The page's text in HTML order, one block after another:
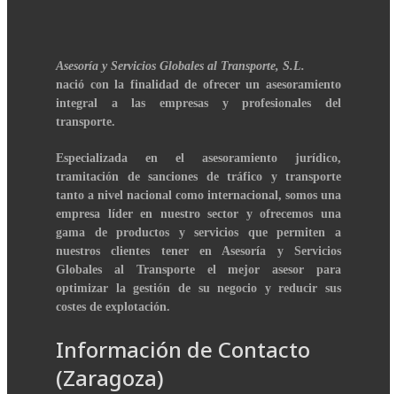
Asesoría y Servicios Globales al Transporte, S.L.
nació con la finalidad de ofrecer un asesoramiento
integral a las empresas y profesionales del
transporte.
Especializada en el asesoramiento jurídico,
tramitación de sanciones de tráfico y transporte
tanto a nivel nacional como internacional, somos una
empresa líder en nuestro sector y ofrecemos una
gama de productos y servicios que permiten a
nuestros clientes tener en Asesoría y Servicios
Globales al Transporte el mejor asesor para
optimizar la gestión de su negocio y reducir sus
costes de explotación.
Información de Contacto
(Zaragoza)